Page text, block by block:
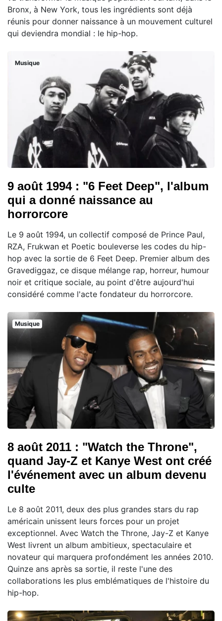
Bronx, à New York, tous les ingrédients sont déjà
réunis pour donner naissance à un mouvement culturel
qui deviendra mondial : le hip-hop.
Musique
9 août 1994 : "6 Feet Deep", l'album
qui a donné naissance au
horrorcore
Le 9 août 1994, un collectif composé de Prince Paul,
RZA, Frukwan et Poetic bouleverse les codes du hip-
hop avec la sortie de 6 Feet Deep. Premier album des
Gravediggaz, ce disque mélange rap, horreur, humour
noir et critique sociale, au point d'être aujourd'hui
considéré comme l'acte fondateur du horrorcore.
Musique
8 août 2011 : "Watch the Throne",
quand Jay-Z et Kanye West ont créé
l'événement avec un album devenu
culte
Le 8 août 2011, deux des plus grandes stars du rap
américain unissent leurs forces pour un projet
exceptionnel. Avec Watch the Throne, Jay-Z et Kanye
West livrent un album ambitieux, spectaculaire et
novateur qui marquera profondément les années 2010.
Quinze ans après sa sortie, il reste l'une des
collaborations les plus emblématiques de l'histoire du
hip-hop.